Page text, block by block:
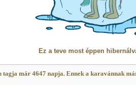
Ez a teve most éppen
már 4647 napja. Ennek a karavánnak